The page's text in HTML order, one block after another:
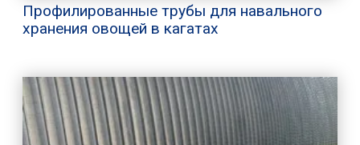
Профилированные трубы для навального
хранения овощей в кагатах